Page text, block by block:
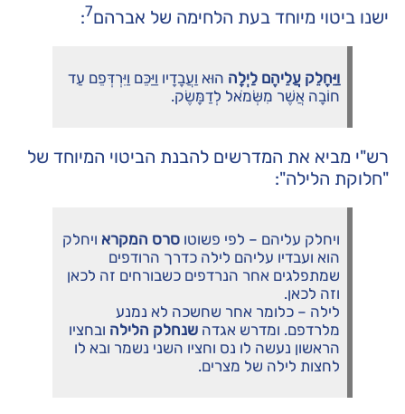
ישנו ביטוי מיוחד בעת הלחימה של אברהם7
:
וַיֵּחָלֵק עֲלֵיהֶם לַיְלָה הוּא וַעֲבָדָיו וַיַּכֵּם וַיִּרְדְּפֵם עַד
חוֹבָה אֲשֶׁר מִשְּׂמֹאל לְדַמָּשֶׂק.
רש"י מביא את המדרשים להבנת הביטוי המיוחד של
"חלוקת הלילה":
ויחלק עליהם – לפי פשוטו סרס המקרא ויחלק
הוא ועבדיו עליהם לילה כדרך הרודפים
שמתפלגים אחר הנרדפים כשבורחים זה לכאן
וזה לכאן.
לילה – כלומר אחר שחשכה לא נמנע
מלרדפם. ומדרש אגדה שנחלק הלילה ובחציו
הראשון נעשה לו נס וחציו השני נשמר ובא לו
לחצות לילה של מצרים.